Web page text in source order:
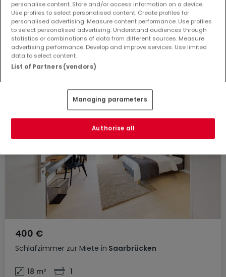
Schlafzimmer zur Miete in Saarbrücken
400 €
18 m² 1
personalise content. Store and/or access information on a device.
Use profiles to select personalised content. Create profiles for
personalised advertising. Measure content performance. Use profiles
to select personalised advertising. Understand audiences through
statistics or combinations of data from different sources. Measure
advertising performance. Develop and improve services. Use limited
data to select content.
List of Partners (vendors)
Managing parameters
Authorise all